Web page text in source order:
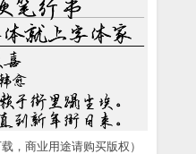
，商业用途请购买版权）